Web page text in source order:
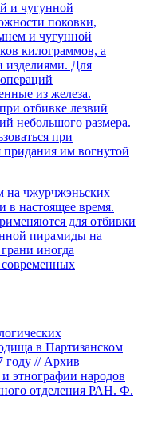
и чугунной
поковки,
и чугунной
килограммов, а
изделиями. Для
из железа.
отбивке лезвий
небольшого размера.
при
придания им вогнутой
на чжурчжэньских
в настоящее время.
для отбивки
пирамиды на
иногда
современных
в Партизанском
году // Архив
этнографии народов
отделения РАН. Ф.